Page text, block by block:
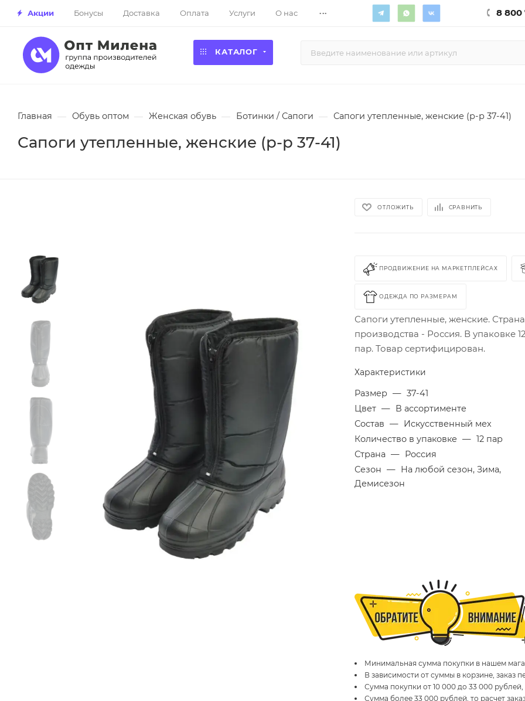
Акции Бонусы Доставка Оплата Услуги О нас ... 8 800
КАТАЛОГ
Главная — Обувь оптом — Женская обувь — Ботинки / Сапоги — Сапоги утепленные, женские (р-р 37-41)
Сапоги утепленные, женские (р-р 37-41)
ОТЛОЖИТЬ СРАВНИТЬ
ПРОДВИЖЕНИЕ НА МАРКЕТПЛЕЙСАХ
ОДЕЖДА ПО РАЗМЕРАМ
Сапоги утепленные, женские. Страна
производства - Россия. В упаковке 12
пар. Товар сертифицирован.
Характеристики
Размер — 37-41
Цвет — В ассортименте
Состав — Искусственный мех
Количество в упаковке — 12 пар
Страна — Россия
Сезон — На любой сезон, Зима,
Демисезон
Минимальная сумма покупки в нашем
В зависимости от суммы в корзине, заказ
Сумма покупки от 10 000 до 33 000 рублей,
Сумма более 33 000 рублей, то расчет